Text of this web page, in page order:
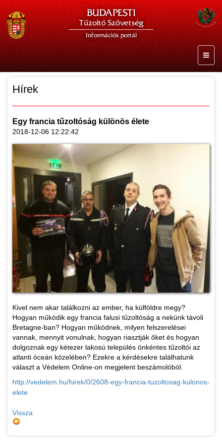
BUDAPESTI
Tűzoltó Szövetség
Információs portál
Hírek
Egy francia tűzoltóság különös élete
2018-12-06 12:22:42
Kivel nem akar találkozni az ember, ha külföldre megy?
Hogyan működik egy francia falusi tűzoltóság a nekünk távoli
Bretagne-ban? Hogyan működnek, milyen felszerelései
vannak, mennyit vonulnak, hogyan riasztják őket és hogyan
dolgoznak egy kétezer lakosú település önkéntes tűzoltói az
atlanti óceán közelében? Ezekre a kérdésekre találhatunk
választ a Védelem Online-on megjelent beszámolóból.
http://vedelem.hu/hirek/0/2608-egy-francia-tuzoltosag-kulonos-
elete
Vissza